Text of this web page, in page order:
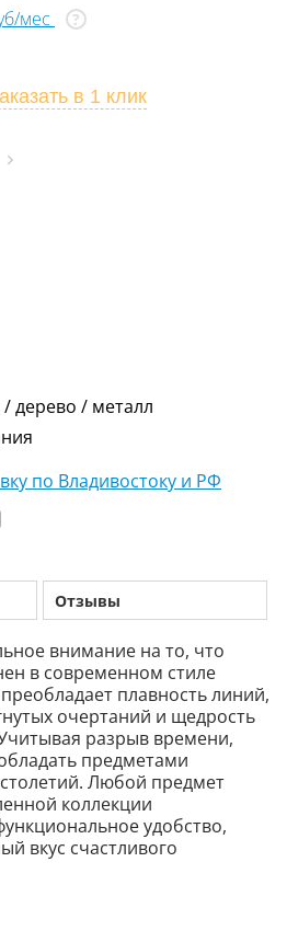
мес ?
в 1 клик
дерево / металл
по Владивостоку и РФ
Отзывы
внимание на то, что
в современном стиле
плавность линий,
очертаний и щедрость
разрыв времени,
предметами
Любой предмет
коллекции
удобство,
вкус счастливого